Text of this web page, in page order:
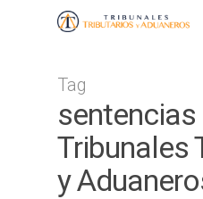
Presione ENTER
para cerrar
Tag
Tribunales
y